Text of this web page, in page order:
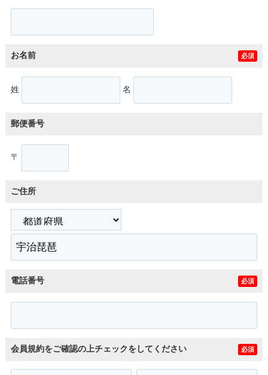
お名前 必須
姓 名
郵便番号
〒
ご住所
電話番号 必須
会員規約をご確認の上チェックをしてください 必須